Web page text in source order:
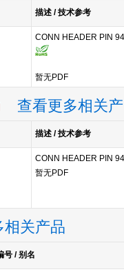
描述 / 技术参考
CONN HEADER PIN
暂无PDF
查看更多相关
描述 / 技术参考
CONN HEADER PIN
暂无PDF
相关产品
号 / 别名